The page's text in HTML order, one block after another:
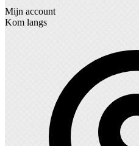
Mijn account
Kom langs